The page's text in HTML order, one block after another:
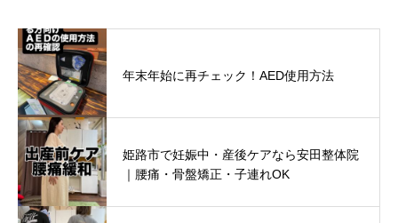
年末年始に再チェック！AED使用方法
姫路市で妊娠中・産後ケアなら安田整体院
｜腰痛・骨盤矯正・子連れOK